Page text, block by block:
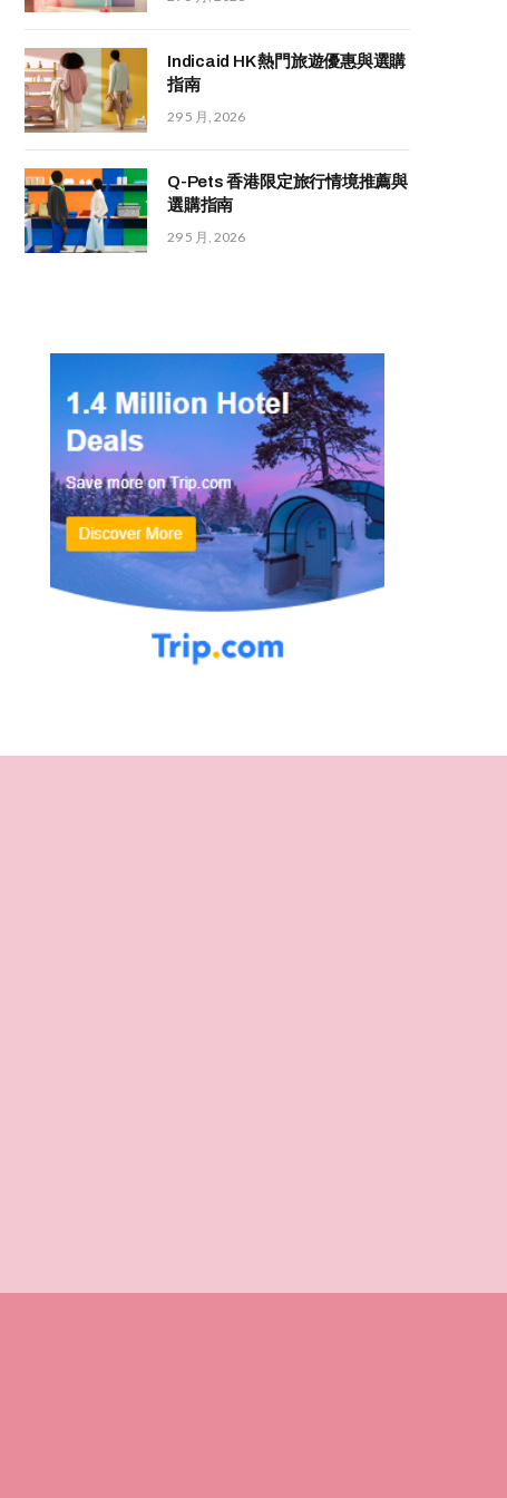
Indicaid HK 熱門旅遊優惠與選購
指南
29 5 月, 2026
Q-Pets 香港限定旅行情境推薦與
選購指南
29 5 月, 2026